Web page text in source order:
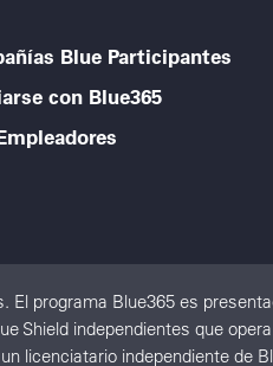
Blue Participantes
con Blue365
programa Blue365 es
independientes que
licenciatario independiente de